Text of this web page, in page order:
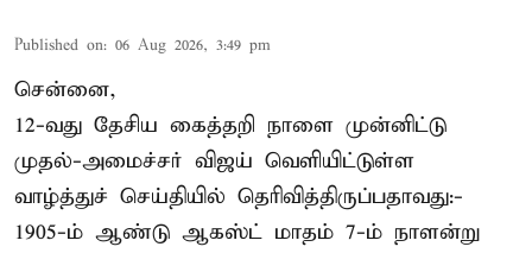
Published on: 06 Aug 2026, 3:49 pm
சென்னை,
12-வது தேசிய கைத்தறி நாளை முன்னிட்டு
முதல்-அமைச்சர் விஜய் வெளியிட்டுள்ள
வாழ்த்துச் செய்தியில் தெரிவித்திருப்பதாவது:-
1905-ம் ஆண்டு ஆகஸ்ட் மாதம் 7-ம் நாளன்று